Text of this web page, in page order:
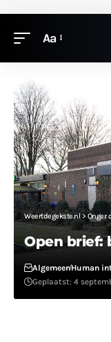
Aa
Weertdegekste.nl> Onger
Open brief:
AlgemeenHuman
Geplaatst: 4